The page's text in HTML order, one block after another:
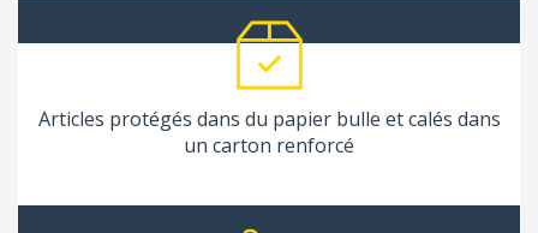
Articles protégés dans du papier bulle et calés dans
un carton renforcé